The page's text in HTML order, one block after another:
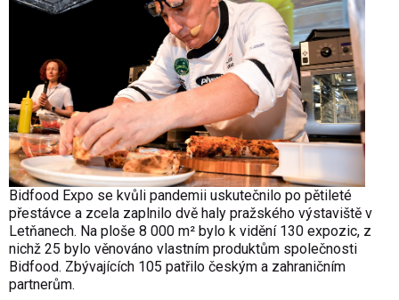
Bidfood Expo se kvůli pandemii uskutečnilo po pětileté
přestávce a zcela zaplnilo dvě haly pražského výstaviště v
Letňanech. Na ploše 8 000 m² bylo k vidění 130 expozic, z
nichž 25 bylo věnováno vlastním produktům společnosti
Bidfood. Zbývajících 105 patřilo českým a zahraničním
partnerům.